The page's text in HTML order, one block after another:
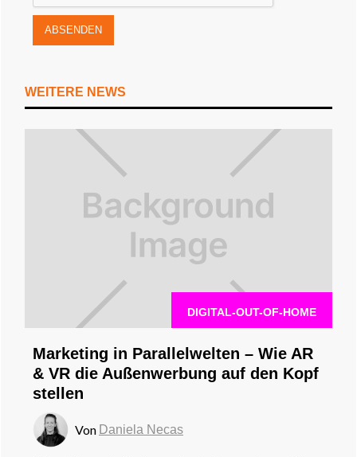
WEITERE NEWS
DIGITAL-OUT-OF-HOME
Marketing in Parallelwelten – Wie AR
& VR die Außenwerbung auf den Kopf
stellen
Von Daniela Necas